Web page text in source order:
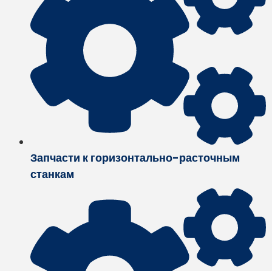
Запчасти к горизонтально-расточным
станкам